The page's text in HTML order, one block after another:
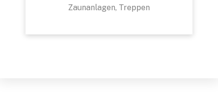
Zaunanlagen, Treppen